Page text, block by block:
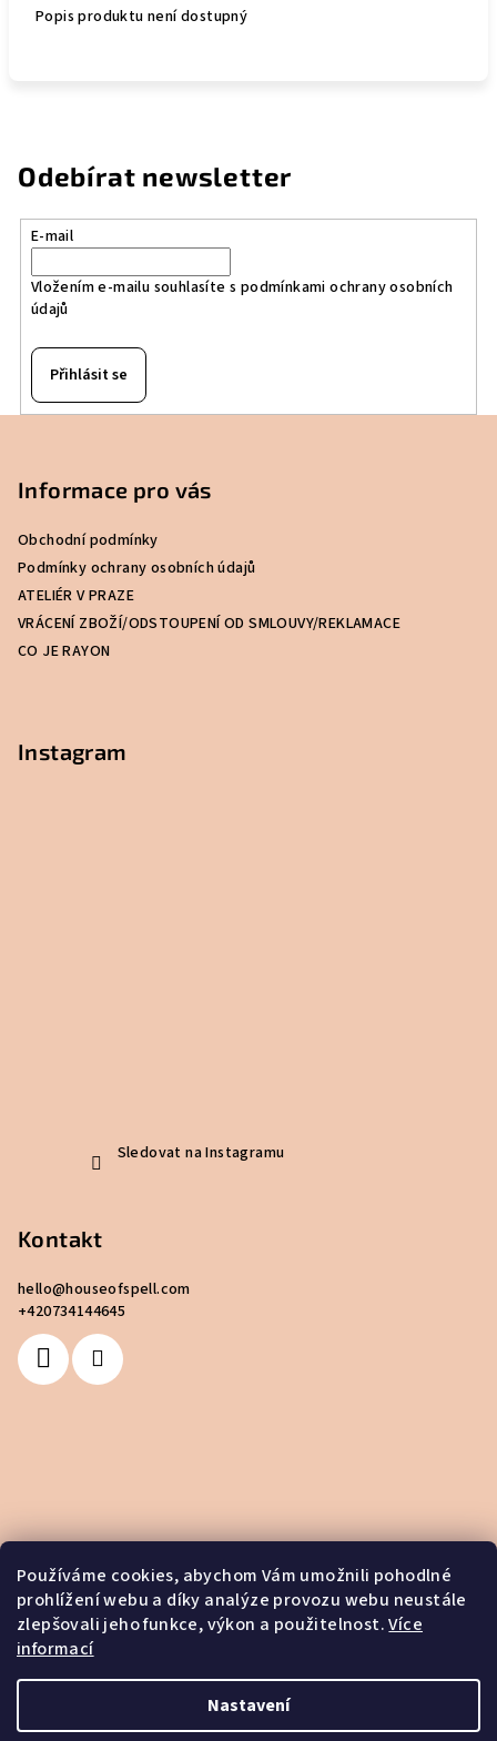
Používáme cookies, abychom Vám umožnili pohodlné
prohlížení webu a díky analýze provozu webu neustále
zlepšovali jeho funkce, výkon a použitelnost.Více
informací
Nastavení
Popis produktu není dostupný
Odebírat newsletter
E-mail
Vložením e-mailu souhlasíte s podmínkami ochrany osobních
údajů
Přihlásit se
Informace pro vás
Obchodní podmínky
Podmínky ochrany osobních údajů
ATELIÉR V PRAZE
VRÁCENÍ ZBOŽÍ/ODSTOUPENÍ OD SMLOUVY/REKLAMACE
CO JE RAYON
Instagram
Sledovat na Instagramu
Kontakt
hello@houseofspell.com
+420734144645